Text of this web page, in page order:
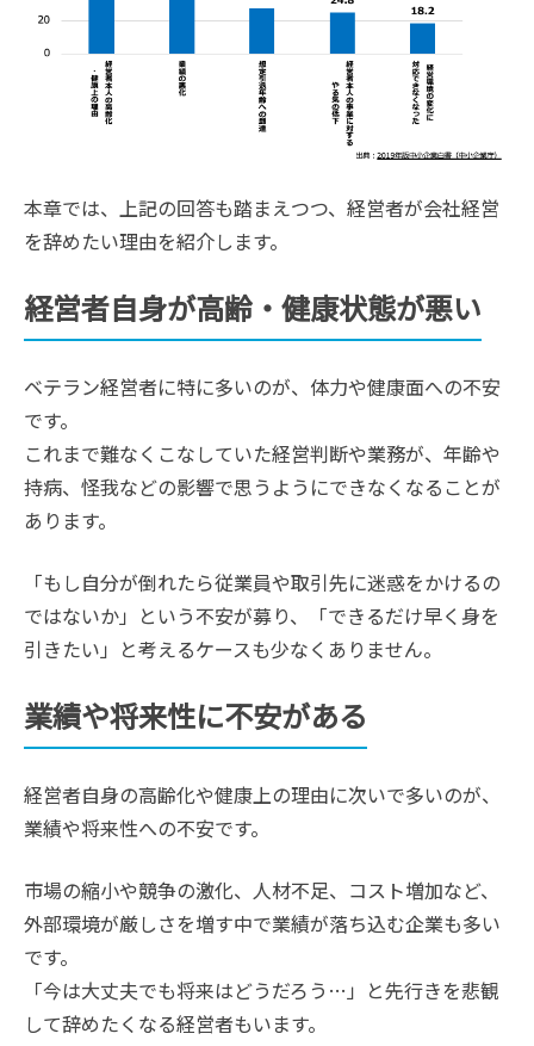
本章では、上記の回答も踏まえつつ、経営者が会社経営
を辞めたい理由を紹介します。
経営者自身が高齢・健康状態が悪い
ベテラン経営者に特に多いのが、体力や健康面への不安
です。
これまで難なくこなしていた経営判断や業務が、年齢や
持病、怪我などの影響で思うようにできなくなることが
あります。
「もし自分が倒れたら従業員や取引先に迷惑をかけるの
ではないか」という不安が募り、「できるだけ早く身を
引きたい」と考えるケースも少なくありません。
業績や将来性に不安がある
経営者自身の高齢化や健康上の理由に次いで多いのが、
業績や将来性への不安です。
市場の縮小や競争の激化、人材不足、コスト増加など、
外部環境が厳しさを増す中で業績が落ち込む企業も多い
です。
「今は大丈夫でも将来はどうだろう…」と先行きを悲観
して辞めたくなる経営者もいます。